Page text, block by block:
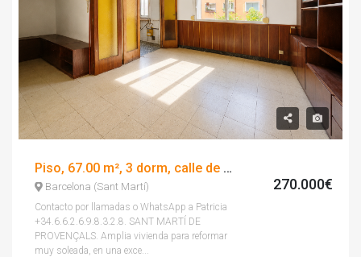
Piso, 67.00 m², 3 dorm, calle de provençals
Barcelona (Sant Martí)
Contacto por llamadas o WhatsApp a Patricia
+34.6.6.2.6.9.8.3.2.8. SANT MARTÍ DE
PROVENÇALS. Amplia vivienda para reformar
muy soleada, en una exce...
270.000€